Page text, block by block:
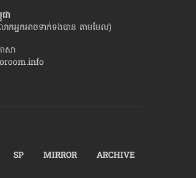
ា
កអ្នកអាចទាក់ទងបាន តាមមែល)
សា
SP MIRROR ARCHIVE